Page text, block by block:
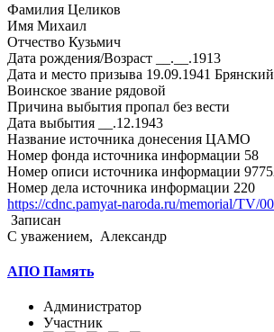
Фамилия Целиков
Имя Михаил
Отчество Кузьмич
Дата рождения/Возраст __.__.1913
Дата и место призыва 19.09.1941
Воинское звание рядовой
Причина выбытия пропал без вести
Дата выбытия __.12.1943
Название источника донесения ЦАМО
Номер фонда источника информации 58
Номер описи источника информации
Номер дела источника информации 220
https://cdnc.pamyat-naroda.ru/memorial/TV/
Записан
С уважением, Александр
АПО Память
Администратор
Участник